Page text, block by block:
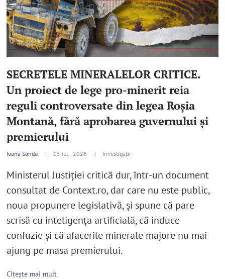
SECRETELE MINERALELOR CRITICE.
Un proiect de lege pro-minerit reia
reguli controversate din legea Roșia
Montană, fără aprobarea guvernului și
premierului
Ioana Sandu | 15 iul., 2026 | Investigații
Ministerul Justiției critică dur, într-un document
consultat de Context.ro, dar care nu este public,
noua propunere legislativă, și spune că pare
scrisă cu inteligența artificială, că induce
confuzie și că afacerile minerale majore nu mai
ajung pe masa premierului.
Citește mai mult